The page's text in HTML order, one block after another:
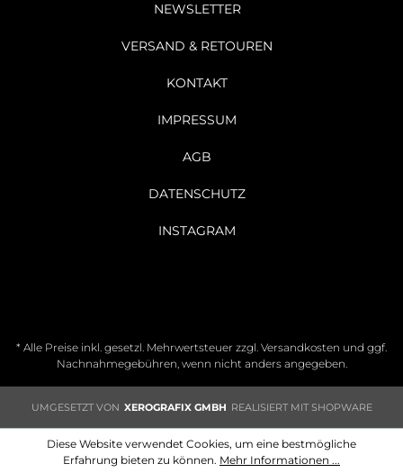
NEWSLETTER
VERSAND & RETOUREN
KONTAKT
IMPRESSUM
AGB
DATENSCHUTZ
INSTAGRAM
* Alle Preise inkl. gesetzl. Mehrwertsteuer zzgl. Versandkosten und ggf.
Nachnahmegebühren, wenn nicht anders angegeben.
UMGESETZT VON XEROGRAFIX GMBH REALISIERT MIT SHOPWARE
Diese Website verwendet Cookies, um eine bestmögliche
Erfahrung bieten zu können. Mehr Informationen ...